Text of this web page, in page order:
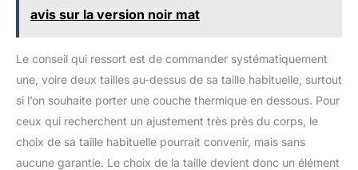
avis sur la version noir mat
Le conseil qui ressort est de commander systématiquement
une, voire deux tailles au-dessus de sa taille habituelle, surtout
si l’on souhaite porter une couche thermique en dessous. Pour
ceux qui recherchent un ajustement très près du corps, le
choix de sa taille habituelle pourrait convenir, mais sans
aucune garantie. Le choix de la taille devient donc un élément